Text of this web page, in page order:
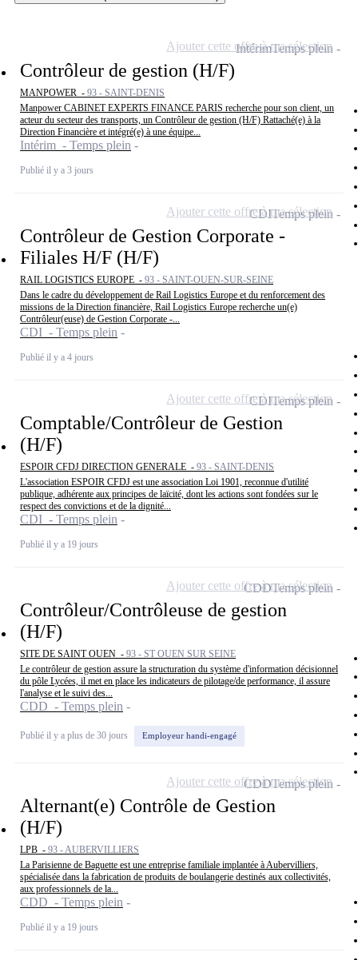
Contrôleur de gestion (H/F)
MANPOWER - 93 - SAINT-DENIS
Manpower CABINET EXPERTS FINANCE PARIS recherche pour son client, un
acteur du secteur des transports, un Contrôleur de gestion (H/F) Rattaché(e) à la
Direction Financière et intégré(e) à une équipe...
Intérim - Temps plein
Publié il y a 3 jours
IntérimTemps plein
Ajouter cette offre à ma sélection
Contrôleur de Gestion Corporate -
Filiales H/F (H/F)
RAIL LOGISTICS EUROPE - 93 - SAINT-OUEN-SUR-SEINE
Dans le cadre du développement de Rail Logistics Europe et du renforcement des
missions de la Direction financière, Rail Logistics Europe recherche un(e)
Contrôleur(euse) de Gestion Corporate -...
CDI - Temps plein
Publié il y a 4 jours
CDITemps plein
Ajouter cette offre à ma sélection
Comptable/Contrôleur de Gestion
(H/F)
ESPOIR CFDJ DIRECTION GENERALE - 93 - SAINT-DENIS
L'association ESPOIR CFDJ est une association Loi 1901, reconnue d'utilité
publique, adhérente aux principes de laïcité, dont les actions sont fondées sur le
respect des convictions et de la dignité...
CDI - Temps plein
Publié il y a 19 jours
CDITemps plein
Ajouter cette offre à ma sélection
Contrôleur/Contrôleuse de gestion
(H/F)
SITE DE SAINT OUEN - 93 - ST OUEN SUR SEINE
Le contrôleur de gestion assure la structuration du système d'information décisionnel
du pôle Lycées, il met en place les indicateurs de pilotage/de performance, il assure
l'analyse et le suivi des...
CDD - Temps plein
Publié il y a plus de 30 jours Employeur handi-engagé
CDDTemps plein
Ajouter cette offre à ma sélection
Alternant(e) Contrôle de Gestion
(H/F)
LPB - 93 - AUBERVILLIERS
La Parisienne de Baguette est une entreprise familiale implantée à Aubervilliers,
spécialisée dans la fabrication de produits de boulangerie destinés aux collectivités,
aux professionnels de la...
CDD - Temps plein
Publié il y a 19 jours
CDDTemps plein
Ajouter cette offre à ma sélection